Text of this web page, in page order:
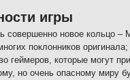
игры
совершенно новое кольцо
поклонников оригинала;
геймеров, которые могут
но очень опасному миру